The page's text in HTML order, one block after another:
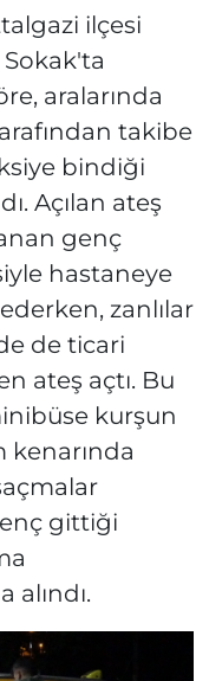
ilçesi
aralarında
takibe
bindiği
Açılan ateş
genç
hastaneye
zanlılar
de ticari
ateş açtı. Bu
kurşun
kenarında
gittiği
alındı.